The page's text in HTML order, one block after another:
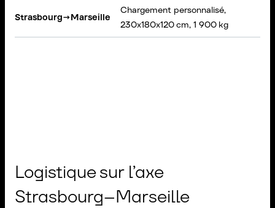
Strasbourg→Marseille
Chargement personnalisé,
230x180x120 cm, 1 900 kg
Logistique sur l’axe
Strasbourg–Marseille